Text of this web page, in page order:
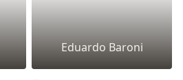
Eduardo Baroni